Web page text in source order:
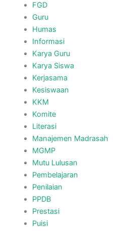
FGD
Guru
Humas
Informasi
Karya Guru
Karya Siswa
Kerjasama
Kesiswaan
KKM
Komite
Literasi
Manajemen Madrasah
MGMP
Mutu Lulusan
Pembelajaran
Penilaian
PPDB
Prestasi
Puisi